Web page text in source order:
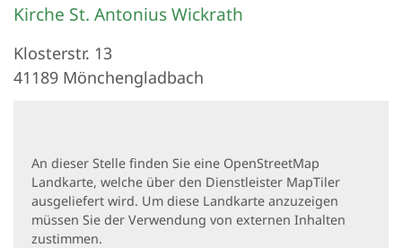
Kirche St. Antonius Wickrath
Klosterstr. 13
41189 Mönchengladbach
An dieser Stelle finden Sie eine OpenStreetMap
Landkarte, welche über den Dienstleister MapTiler
ausgeliefert wird. Um diese Landkarte anzuzeigen
müssen Sie der Verwendung von externen Inhalten
zustimmen.